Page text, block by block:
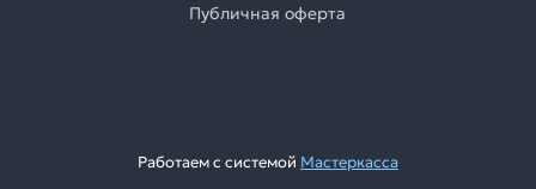
Публичная оферта
Работаем с системой Мастеркасса